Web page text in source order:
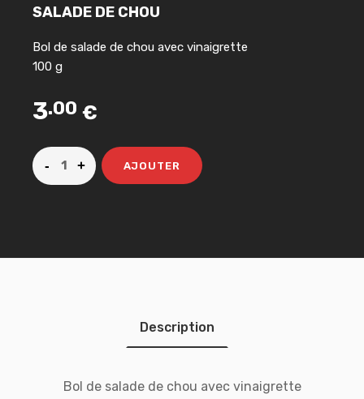
SALADE DE CHOU
Bol de salade de chou avec vinaigrette
100 g
3.00 €
AJOUTER
Description
Bol de salade de chou avec vinaigrette